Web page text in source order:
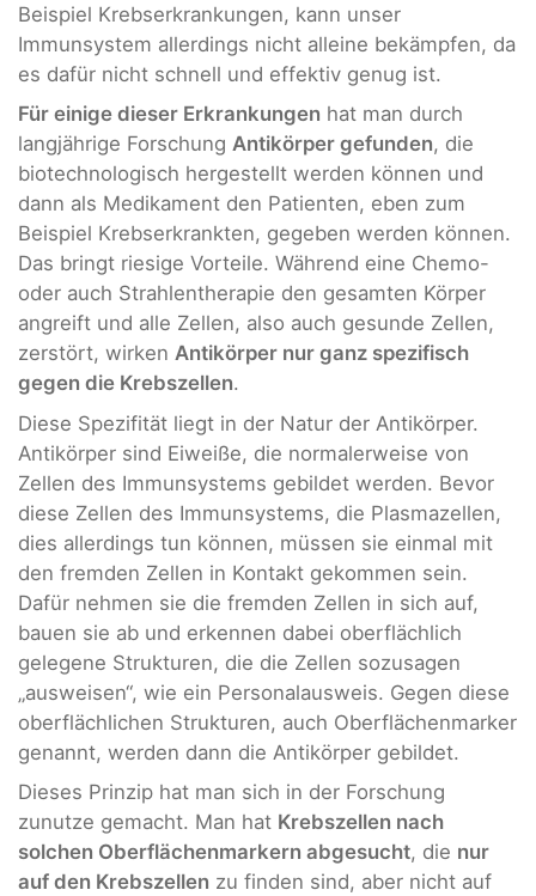
Beispiel Krebserkrankungen, kann unser
Immunsystem allerdings nicht alleine bekämpfen, da
es dafür nicht schnell und effektiv genug ist.
Für einige dieser Erkrankungen hat man durch
langjährige Forschung Antikörper gefunden, die
biotechnologisch hergestellt werden können und
dann als Medikament den Patienten, eben zum
Beispiel Krebserkrankten, gegeben werden können.
Das bringt riesige Vorteile. Während eine Chemo-
oder auch Strahlentherapie den gesamten Körper
angreift und alle Zellen, also auch gesunde Zellen,
zerstört, wirken Antikörper nur ganz spezifisch
gegen die Krebszellen.
Diese Spezifität liegt in der Natur der Antikörper.
Antikörper sind Eiweiße, die normalerweise von
Zellen des Immunsystems gebildet werden. Bevor
diese Zellen des Immunsystems, die Plasmazellen,
dies allerdings tun können, müssen sie einmal mit
den fremden Zellen in Kontakt gekommen sein.
Dafür nehmen sie die fremden Zellen in sich auf,
bauen sie ab und erkennen dabei oberflächlich
gelegene Strukturen, die die Zellen sozusagen
„ausweisen“, wie ein Personalausweis. Gegen diese
oberflächlichen Strukturen, auch Oberflächenmarker
genannt, werden dann die Antikörper gebildet.
Dieses Prinzip hat man sich in der Forschung
zunutze gemacht. Man hat Krebszellen nach
solchen Oberflächenmarkern abgesucht, die nur
auf den Krebszellen zu finden sind, aber nicht auf